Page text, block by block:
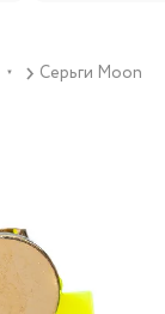
▼ Серьги Moon